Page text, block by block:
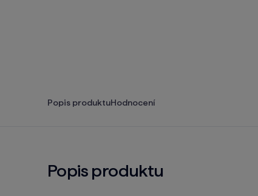
Popis produktuHodnocení
Popis produktu